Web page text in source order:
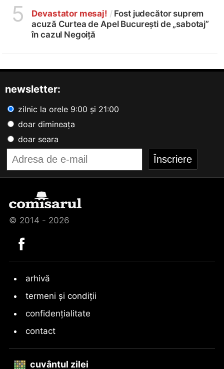
5 Devastator mesaj! / Fost judecător suprem
acuză Curtea de Apel București de „sabotaj”
în cazul Negoiță
newsletter:
zilnic la orele 9:00 și 21:00
doar dimineața
doar seara
© 2014 - 2026
arhivă
termeni și condiții
confidențialitate
contact
cuvântul zilei